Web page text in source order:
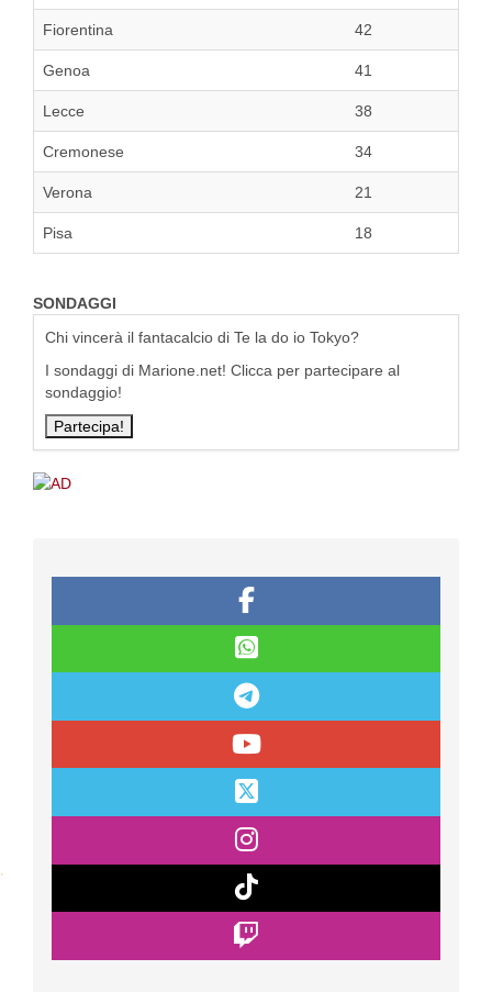
Fiorentina 42
Genoa 41
Lecce 38
Cremonese 34
Verona 21
Pisa 18
SONDAGGI
Chi vincerà il fantacalcio di Te la do io Tokyo?
I sondaggi di Marione.net! Clicca per partecipare al
sondaggio!